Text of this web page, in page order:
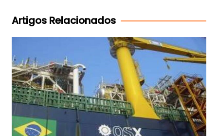
Post
Artigos Relacionados